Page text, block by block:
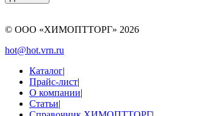
© ООО «ХИМОПТТОРГ» 2026
hot@hot.vrn.ru
Каталог|
Прайс-лист|
О компании|
Статьи|